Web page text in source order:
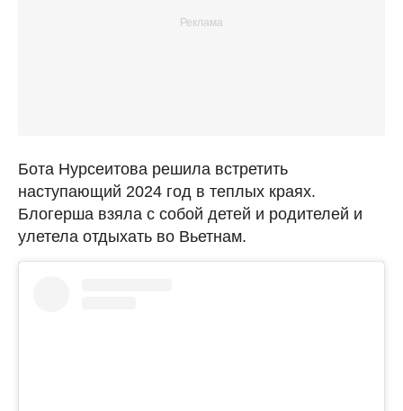
Бота Нурсеитова решила встретить
наступающий 2024 год в теплых краях.
Блогерша взяла с собой детей и родителей и
улетела отдыхать во Вьетнам.